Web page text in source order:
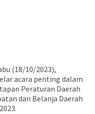
(18/10/2023),
acara penting dalam
Peraturan Daerah
dan Belanja Daerah